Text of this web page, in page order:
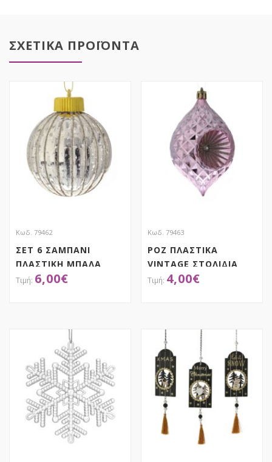
ΣΧΕΤΙΚΑ ΠΡΟΪΟΝΤΑ
Κωδ. 79462
ΣΕΤ 6 ΣΑΜΠΑΝΙ
ΠΛΑΣΤΙΚΗ ΜΠΑΛΑ
8.5ΕΚ6,00€
Κωδ. 79463
ΡΟΖ ΠΛΑΣΤΙΚΑ
VINTAGE ΣΤΟΛΙΔΙΑ
ΣΕΤ 4 6.5X11EK
4,00€